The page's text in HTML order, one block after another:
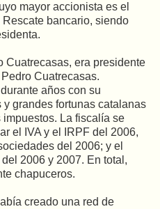
mayor accionista es el
bancario, siendo
Cuatrecasas, era presidente
Cuatrecasas.
años con su
grandes fortunas catalanas
La fiscalía se
el IVA y el IRPF del 2006,
del 2006; y el
2006 y 2007. En total,
chapuceros.
creado una red de